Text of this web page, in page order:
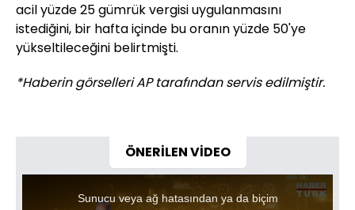
acil yüzde 25 gümrük vergisi uygulanmasını
istediğini, bir hafta içinde bu oranın yüzde 50'ye
yükseltileceğini belirtmişti.
*Haberin görselleri AP tarafından servis edilmiştir.
ÖNERİLEN VİDEO
Sunucu veya ağ hatasından ya da biçim